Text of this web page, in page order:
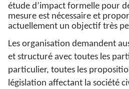
étude d’impact formelle pour
mesure est nécessaire et
actuellement un objectif très
Les organisation demandent
et structuré avec toutes les
particulier, toutes les
législation affectant la société